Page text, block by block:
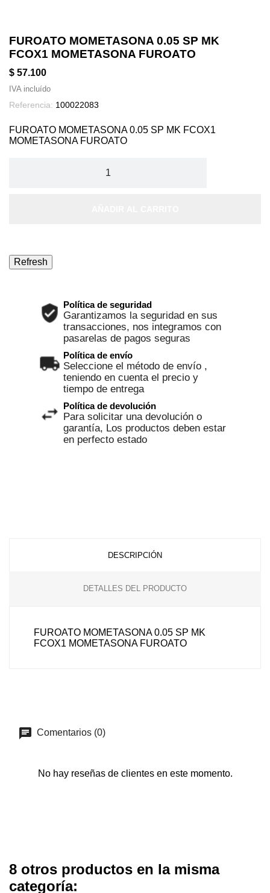
FUROATO MOMETASONA 0.05 SP MK
FCOX1 MOMETASONA FUROATO
$ 57.100
IVA incluído
Referencia: 100022083
FUROATO MOMETASONA 0.05 SP MK FCOX1
MOMETASONA FUROATO
Política de seguridad
Garantizamos la seguridad en sus
transacciones, nos integramos con
pasarelas de pagos seguras
Política de envío
Seleccione el método de envío ,
teniendo en cuenta el precio y
tiempo de entrega
Política de devolución
Para solicitar una devolución o
garantía, Los productos deben estar
en perfecto estado
DESCRIPCIÓN
DETALLES DEL PRODUCTO
FUROATO MOMETASONA 0.05 SP MK
FCOX1 MOMETASONA FUROATO
Comentarios (0)
No hay reseñas de clientes en este momento.
8 otros productos en la misma
categoría: